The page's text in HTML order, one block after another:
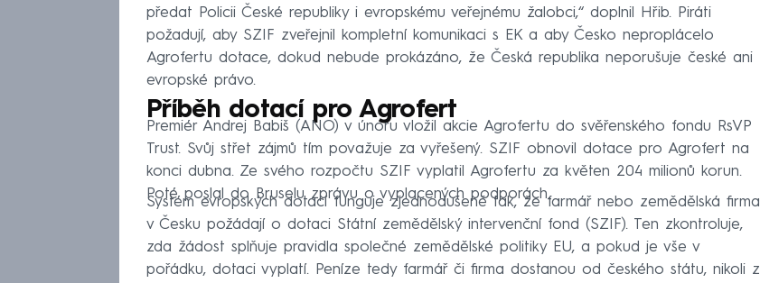
předat Policii České republiky i evropskému veřejnému žalobci,“ doplnil Hřib. Piráti
požadují, aby SZIF zveřejnil kompletní komunikaci s EK a aby Česko neproplácelo
Agrofertu dotace, dokud nebude prokázáno, že Česká republika neporušuje české ani
evropské právo.
Příběh dotací pro Agrofert
Premiér Andrej Babiš (ANO) v únoru vložil akcie Agrofertu do svěřenského fondu RsVP
Trust. Svůj střet zájmů tím považuje za vyřešený. SZIF obnovil dotace pro Agrofert na
konci dubna. Ze svého rozpočtu SZIF vyplatil Agrofertu za květen 204 milionů korun.
Poté poslal do Bruselu zprávu o vyplacených podporách.
Systém evropských dotací funguje zjednodušeně tak, že farmář nebo zemědělská firma
v Česku požádají o dotaci Státní zemědělský intervenční fond (SZIF). Ten zkontroluje,
zda žádost splňuje pravidla společné zemědělské politiky EU, a pokud je vše v
pořádku, dotaci vyplatí. Peníze tedy farmář či firma dostanou od českého státu, nikoli z